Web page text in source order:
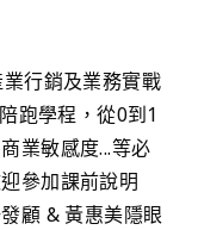
行銷及業務實戰
跑學程，從0到1
業敏感度...等必
參加課前說明
顧 & 黃惠美隱眼